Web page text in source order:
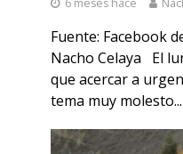
Fuente: Facebook
Nacho Celaya El
que acercar a
tema muy molesto...